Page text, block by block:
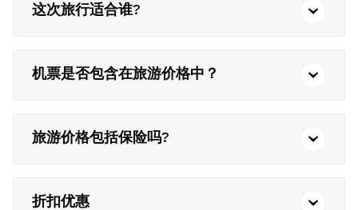
这次旅行适合谁?
机票是否包含在旅游价格中？
旅游价格包括保险吗?
折扣优惠